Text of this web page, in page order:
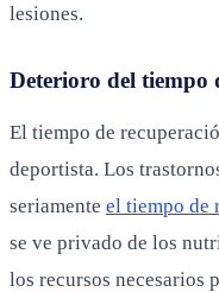
lesiones.
Deterioro del tiempo
El tiempo de
deportista. Los
seriamente el tiempo de
se ve privado de los
los recursos necesarios